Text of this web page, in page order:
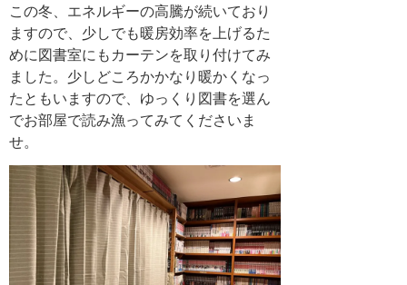
この冬、エネルギーの高騰が続いており
ますので、少しでも暖房効率を上げるた
めに図書室にもカーテンを取り付けてみ
ました。少しどころかかなり暖かくなっ
たともいますので、ゆっくり図書を選ん
でお部屋で読み漁ってみてくださいま
せ。